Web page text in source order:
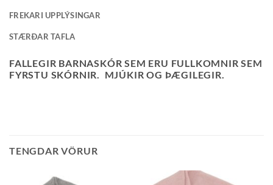
FREKARI UPPLÝSINGAR
STÆRÐAR TAFLA
FALLEGIR BARNASKÓR SEM ERU FULLKOMNIR SEM
FYRSTU SKÓRNIR. MJÚKIR OG ÞÆGILEGIR.
TENGDAR VÖRUR